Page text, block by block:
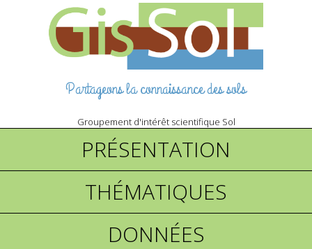
Partageons la connaissance des sols
Groupement d'intérêt scientifique Sol
PRÉSENTATION
THÉMATIQUES
DONNÉES